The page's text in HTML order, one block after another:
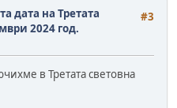
#3
дата на Третата
2024 год.
в Третата световна